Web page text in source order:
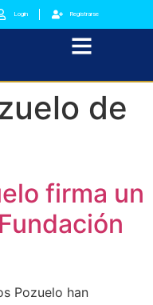
Login Registrarse
de
firma un
Pozuelo han